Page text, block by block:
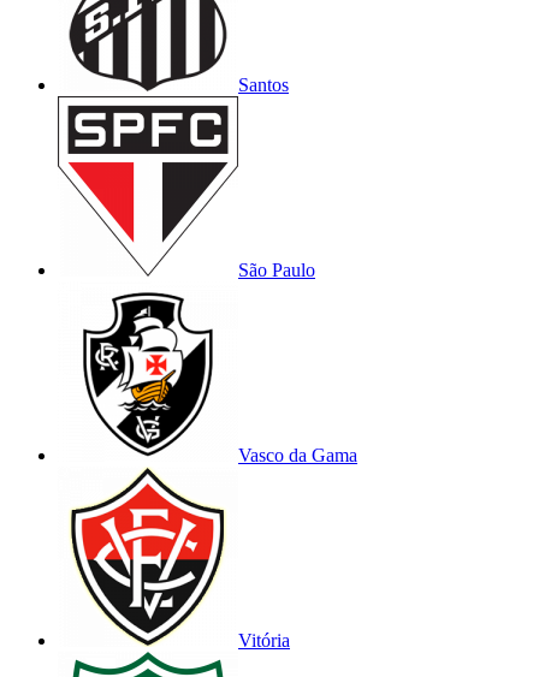
Santos
São Paulo
Vasco da Gama
Vitória